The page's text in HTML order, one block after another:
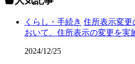
くらし・手続き 住所表示変
おいて、住所表示の変更を実
2024/12/25